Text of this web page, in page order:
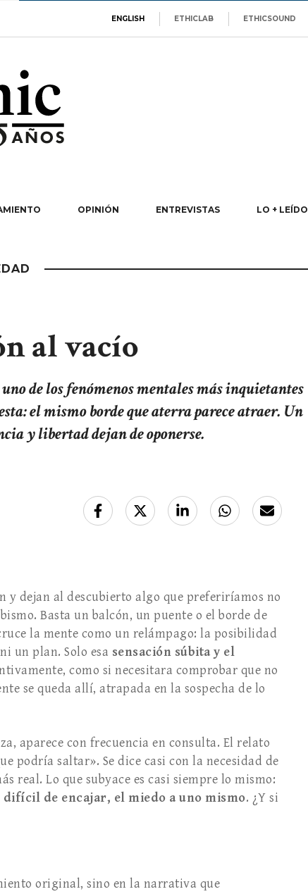
ENGLISH ETHICLAB ETHICSOUND
OPINIÓN ENTREVISTAS LO + LEÍDO
al vacío
de los fenómenos mentales más inquietantes
el mismo borde que aterra parece atraer. Un
y libertad dejan de oponerse.
y dejan al descubierto algo que preferiríamos no
Basta un balcón, un puente o el borde de
la mente como un relámpago: la posibilidad
un plan. Solo esa sensación súbita y el
como si necesitara comprobar que no
se queda allí, atrapada en la sospecha de lo
aparece con frecuencia en consulta. El relato
podría saltar». Se dice casi con la necesidad de
real. Lo que subyace es casi siempre lo mismo:
difícil de encajar, el miedo a uno mismo. ¿Y si
original, sino en la narrativa que